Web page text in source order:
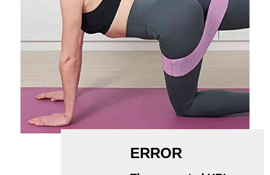
Vastupidavusribad tuharalihastele